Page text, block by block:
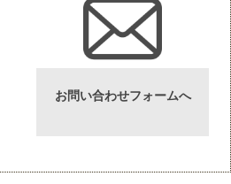
お問い合わせフォームへ